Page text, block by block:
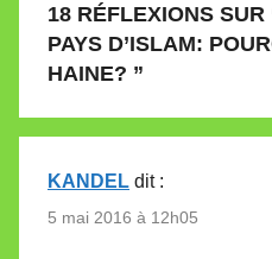
18 RÉFLEXIONS SUR
PAYS D’ISLAM:
HAINE? ”
KANDEL dit :
5 mai 2016 à 12h05